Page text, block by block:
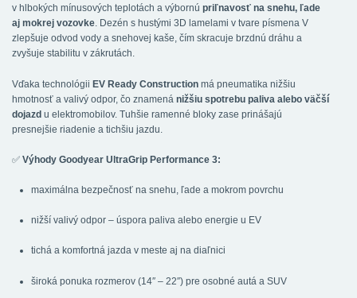
v hlbokých mínusových teplotách a výbornú priľnavosť na snehu, ľade
aj mokrej vozovke. Dezén s hustými 3D lamelami v tvare písmena V
zlepšuje odvod vody a snehovej kaše, čím skracuje brzdnú dráhu a
zvyšuje stabilitu v zákrutách.
Vďaka technológii EV Ready Construction má pneumatika nižšiu
hmotnosť a valivý odpor, čo znamená nižšiu spotrebu paliva alebo väčší
dojazd u elektromobilov. Tuhšie ramenné bloky zase prinášajú
presnejšie riadenie a tichšiu jazdu.
✅ Výhody Goodyear UltraGrip Performance 3:
maximálna bezpečnosť na snehu, ľade a mokrom povrchu
nižší valivý odpor – úspora paliva alebo energie u EV
tichá a komfortná jazda v meste aj na diaľnici
široká ponuka rozmerov (14″ – 22″) pre osobné autá a SUV